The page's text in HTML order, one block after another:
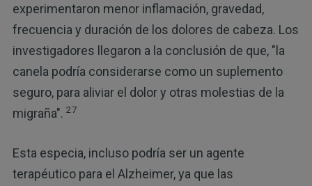
experimentaron menor inflamación, gravedad,
frecuencia y duración de los dolores de cabeza. Los
investigadores llegaron a la conclusión de que, "la
canela podría considerarse como un suplemento
seguro, para aliviar el dolor y otras molestias de la
migraña". 27
Esta especia, incluso podría ser un agente
terapéutico para el Alzheimer, ya que las